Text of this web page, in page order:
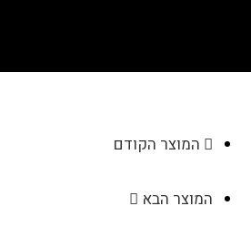
המוצר הקודם
המוצר הבא